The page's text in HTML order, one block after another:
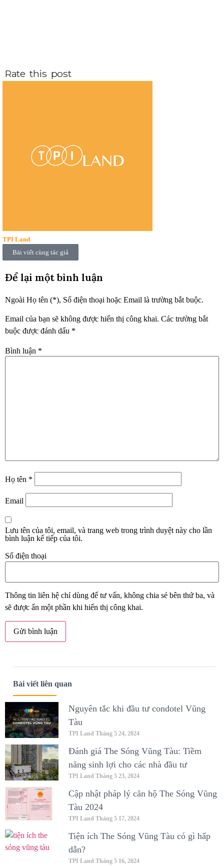
Rate this post
TPI Land
Bài viết cùng tác giả
Để lại một bình luận
Ngoài Họ tên (*), Số điện thoại hoặc Email là trường bắt buộc.
Email của bạn sẽ không được hiển thị công khai. Các trường bắt
buộc được đánh dấu *
Bình luận *
Họ tên *
Email
Lưu tên của tôi, email, và trang web trong trình duyệt này cho lần
bình luận kế tiếp của tôi.
Số điện thoại
Thông tin liên hệ chỉ dùng để tư vấn, không chia sẻ bên thứ ba, và
sẽ được ẩn một phần khi hiển thị công khai.
Bài viết liên quan
Nguyên tắc khi đầu tư condotel Vũng
Tàu
TPI Land Tháng 5 24, 2024
Đánh giá The Sóng Vũng Tàu: Tiềm
năng sinh lợi cho các nhà đầu tư
TPI Land Tháng 5 23, 2024
Cập nhật pháp lý căn hộ The Sóng Vũng
Tàu 2024
TPI Land Tháng 5 17, 2024
Tiện ích The Sóng Vũng Tàu có gì hấp
dẫn?
TPI Land Tháng 5 16, 2024